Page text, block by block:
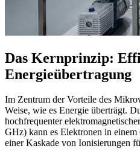
Das Kernprinzip:
Energieübertragung
Im Zentrum der Vorteile des
Weise, wie es Energie überträgt.
hochfrequenter
GHz) kann es Elektronen in
einer Kaskade von Ionisierungen